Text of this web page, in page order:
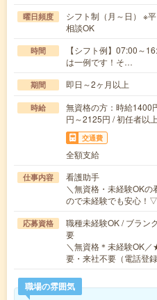
曜日頻度
シフト制（月～日） ※
相談OK
時間
【シフト例】07:00～
は一例です！そ…
期間 即日～2ヶ月以上
時給
無資格の方：時給1400
円～2125円 / 初任者以
交通費
全額支給
仕事内容
看護助手
＼無資格・未経験OK
ので未経験でも安心
応募資格
職種未経験OK / ブラン
要
＼無資格＊未経験OK
要・来社不要（電話登
職場の雰囲気